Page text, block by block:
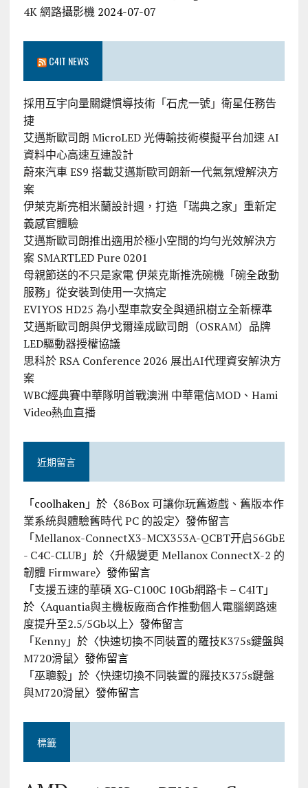
4K 網路攝影機 2024-07-07
C4IT NEWS
採用互宇向量關鍵慣導技術「石虎一號」衛星任務告
捷
艾邁斯歐司朗 MicroLED 光傳輸技術模擬平台加速 AI
資料中心高速互連設計
蔚來汽車 ES9 搭載艾邁斯歐司朗新一代氣氛燈解決方
案
伊萊克斯亮相米蘭設計週，打造「瑞典之家」重新定
義感官體驗
艾邁斯歐司朗推出適用於極小空間的均勻光效解決方
案 SMARTLED Pure 0201
母親節送的不只是家電 伊萊克斯推洗碗機「碗全啟動
服務」從安裝到使用一次搞定
EVIYOS HD25 為小型車款安全與通訊樹立全新標準
艾邁斯歐司朗與伊戈爾達成歐司朗（OSRAM）品牌
LED驅動器授權協議
思科於 RSA Conference 2026 展出AI代理資安解決方
案
WBC經典賽中華隊明首戰澳洲 中華電信MOD、Hami
Video熱血直播
近期留言
「coolhaken」於〈86Box 可讓你玩舊遊戲、舊版本作
業系統與體驗舊時代 PC 的設定〉發佈留言
「Mellanox-ConnectX3-MCX353A-QCBT开启56GbE
- C4C-CLUB 」於〈升級變更 Mellanox ConnectX-2 的
韌體 Firmware〉發佈留言
「支援五速的華碩 XG-C100C 10Gb網路卡 – C4IT」
於〈Aquantia與主機板廠商合作推動個人電腦網路速
度提升至2.5/5Gb以上〉發佈留言
「Kenny」於〈快速切換不同裝置的羅技K375s鍵盤與
M720滑鼠〉發佈留言
「巫聰毅」於〈快速切換不同裝置的羅技K375s鍵盤
與M720滑鼠〉發佈留言
標籤